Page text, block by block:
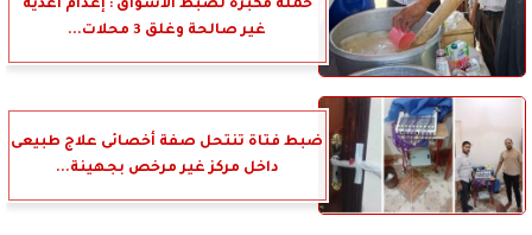
حملة مكبرة لضبط الأسواق : إعدام أغذية
غير صالحة وغلق 3 محلات...
ضبط فتاة تنتحل صفة أخصائى علاج طبيعى
داخل مركز غير مرخص بجهينة...